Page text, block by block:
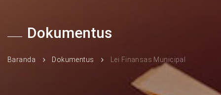
Dokumentus
Baranda Dokumentus Lei Finansas Municipal